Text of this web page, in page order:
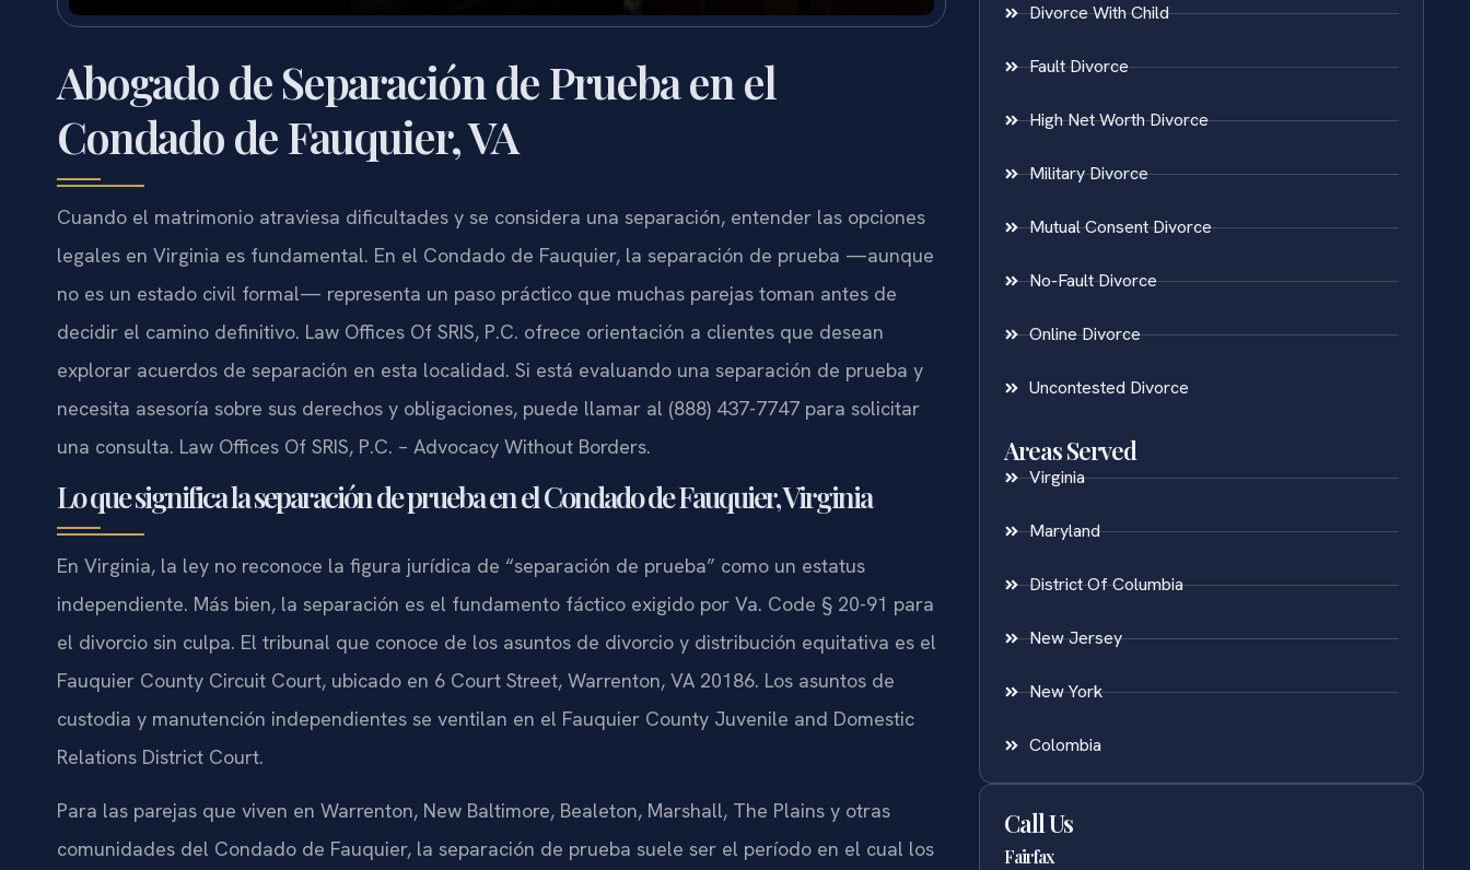
Abogado de Separación de Prueba en el
Condado de Fauquier, VA
Cuando el matrimonio atraviesa dificultades y se considera una separación, entender las opciones
legales en Virginia es fundamental. En el Condado de Fauquier, la separación de prueba —aunque
no es un estado civil formal— representa un paso práctico que muchas parejas toman antes de
decidir el camino definitivo. Law Offices Of SRIS, P.C. ofrece orientación a clientes que desean
explorar acuerdos de separación en esta localidad. Si está evaluando una separación de prueba y
necesita asesoría sobre sus derechos y obligaciones, puede llamar al (888) 437-7747 para solicitar
una consulta. Law Offices Of SRIS, P.C. – Advocacy Without Borders.
Lo que significa la separación de prueba en el Condado de Fauquier, Virginia
En Virginia, la ley no reconoce la figura jurídica de “separación de prueba” como un estatus
independiente. Más bien, la separación es el fundamento fáctico exigido por Va. Code § 20-91 para
el divorcio sin culpa. El tribunal que conoce de los asuntos de divorcio y distribución equitativa es el
Fauquier County Circuit Court, ubicado en 6 Court Street, Warrenton, VA 20186. Los asuntos de
custodia y manutención independientes se ventilan en el Fauquier County Juvenile and Domestic
Relations District Court.
Para las parejas que viven en Warrenton, New Baltimore, Bealeton, Marshall, The Plains y otras
comunidades del Condado de Fauquier, la separación de prueba suele ser el período en el cual los
Divorce With Child
Fault Divorce
High Net Worth Divorce
Military Divorce
Mutual Consent Divorce
No-Fault Divorce
Online Divorce
Uncontested Divorce
Areas Served
Virginia
Maryland
District Of Columbia
New Jersey
New York
Colombia
Call Us
Fairfax